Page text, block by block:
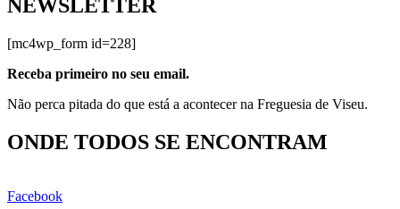
NEWSLETTER
[mc4wp_form id=228]
Receba primeiro no seu email.
Não perca pitada do que está a acontecer na Freguesia de Viseu.
ONDE TODOS SE ENCONTRAM
Facebook